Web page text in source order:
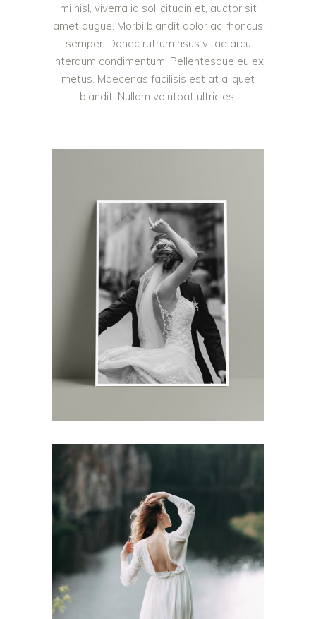
mi nisl, viverra id sollicitudin et, auctor sit
amet augue. Morbi blandit dolor ac rhoncus
semper. Donec rutrum risus vitae arcu
interdum condimentum. Pellentesque eu ex
metus. Maecenas facilisis est at aliquet
blandit. Nullam volutpat ultricies.